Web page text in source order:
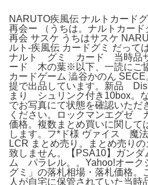
NARUTO疾風伝 ナルトカード
再会ー （うちは。ナルトカー
再会 サスケ うちはサスケ
ルト-疾風伝 カードグミ だって
ナルト グミ カード 当時品
ード 木の葉※以下、一読にご
カードゲーム 澁谷かのん
提で出品しています。新品
まり シュリンク付き10box。
でお写真にて状態を確認いただ
ください。ロックマンエグ
価格。複数まとめ買いに関して
します。フ*ド様 ヴァイス 魔
LCR まとめ売り。まとめ売り
致しません。【PSA10】ガンダ
ム パラレル。。Yahoo!オーク
グミ」の落札相場・落札価格。
人が自宅に保管されていた当時